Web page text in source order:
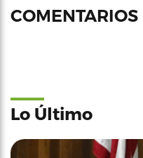
COMENTARIOS
Lo Último